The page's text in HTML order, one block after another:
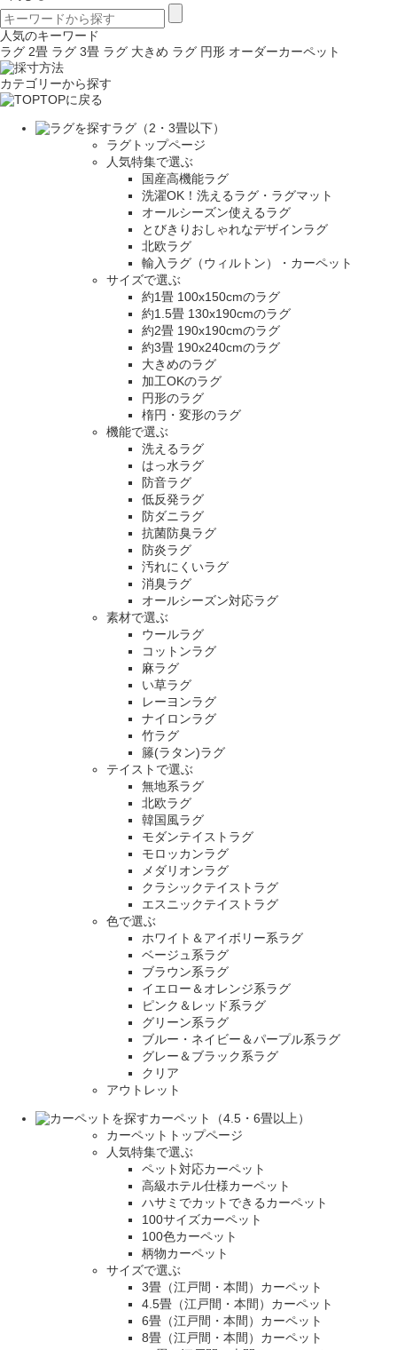
人気のキーワード
ラグ 2畳 ラグ 3畳 ラグ 大きめ ラグ 円形 オーダーカーペット
カテゴリーから探す
TOPに戻る
ラグ（2・3畳以下）
ラグトップページ
人気特集で選ぶ
国産高機能ラグ
洗濯OK！洗えるラグ・ラグマット
オールシーズン使えるラグ
とびきりおしゃれなデザインラグ
北欧ラグ
輸入ラグ（ウィルトン）・カーペット
サイズで選ぶ
約1畳 100x150cmのラグ
約1.5畳 130x190cmのラグ
約2畳 190x190cmのラグ
約3畳 190x240cmのラグ
大きめのラグ
加工OKのラグ
円形のラグ
楕円・変形のラグ
機能で選ぶ
洗えるラグ
はっ水ラグ
防音ラグ
低反発ラグ
防ダニラグ
抗菌防臭ラグ
防炎ラグ
汚れにくいラグ
消臭ラグ
オールシーズン対応ラグ
素材で選ぶ
ウールラグ
コットンラグ
麻ラグ
い草ラグ
レーヨンラグ
ナイロンラグ
竹ラグ
籐(ラタン)ラグ
テイストで選ぶ
無地系ラグ
北欧ラグ
韓国風ラグ
モダンテイストラグ
モロッカンラグ
メダリオンラグ
クラシックテイストラグ
エスニックテイストラグ
色で選ぶ
ホワイト＆アイボリー系ラグ
ベージュ系ラグ
ブラウン系ラグ
イエロー＆オレンジ系ラグ
ピンク＆レッド系ラグ
グリーン系ラグ
ブルー・ネイビー＆パープル系ラグ
グレー＆ブラック系ラグ
クリア
アウトレット
カーペット（4.5・6畳以上）
カーペットトップページ
人気特集で選ぶ
ペット対応カーペット
高級ホテル仕様カーペット
ハサミでカットできるカーペット
100サイズカーペット
100色カーペット
柄物カーペット
サイズで選ぶ
3畳（江戸間・本間）カーペット
4.5畳（江戸間・本間）カーペット
6畳（江戸間・本間）カーペット
8畳（江戸間・本間）カーペット